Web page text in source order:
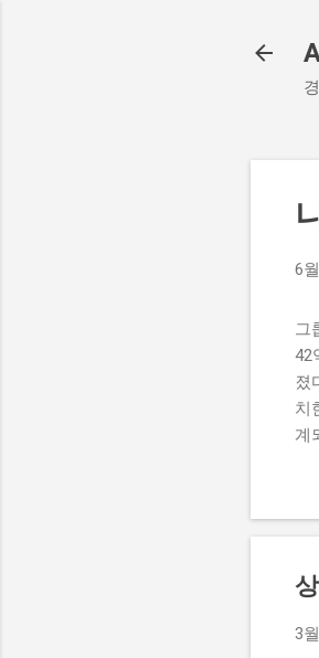
6
그
42
졌
치
계
상
그
르
3